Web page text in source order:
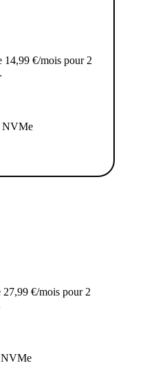
14,99 €/mois pour 2
NVMe
€/mois pour 2
NVMe